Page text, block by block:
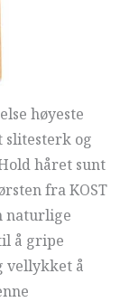
høyeste
slitesterk og
håret sunt
fra KOST
naturlige
å gripe
vellykket å